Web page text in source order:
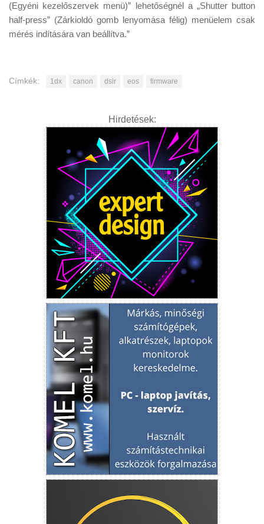
(Egyéni kezelőszervek menü)” lehetőségnél a „Shutter button
half-press” (Zárkioldó gomb lenyomása félig) menüelem csak
mérés indítására van beállítva.”
Címkék: 1dx canon dslr eos firmware
Hirdetések: